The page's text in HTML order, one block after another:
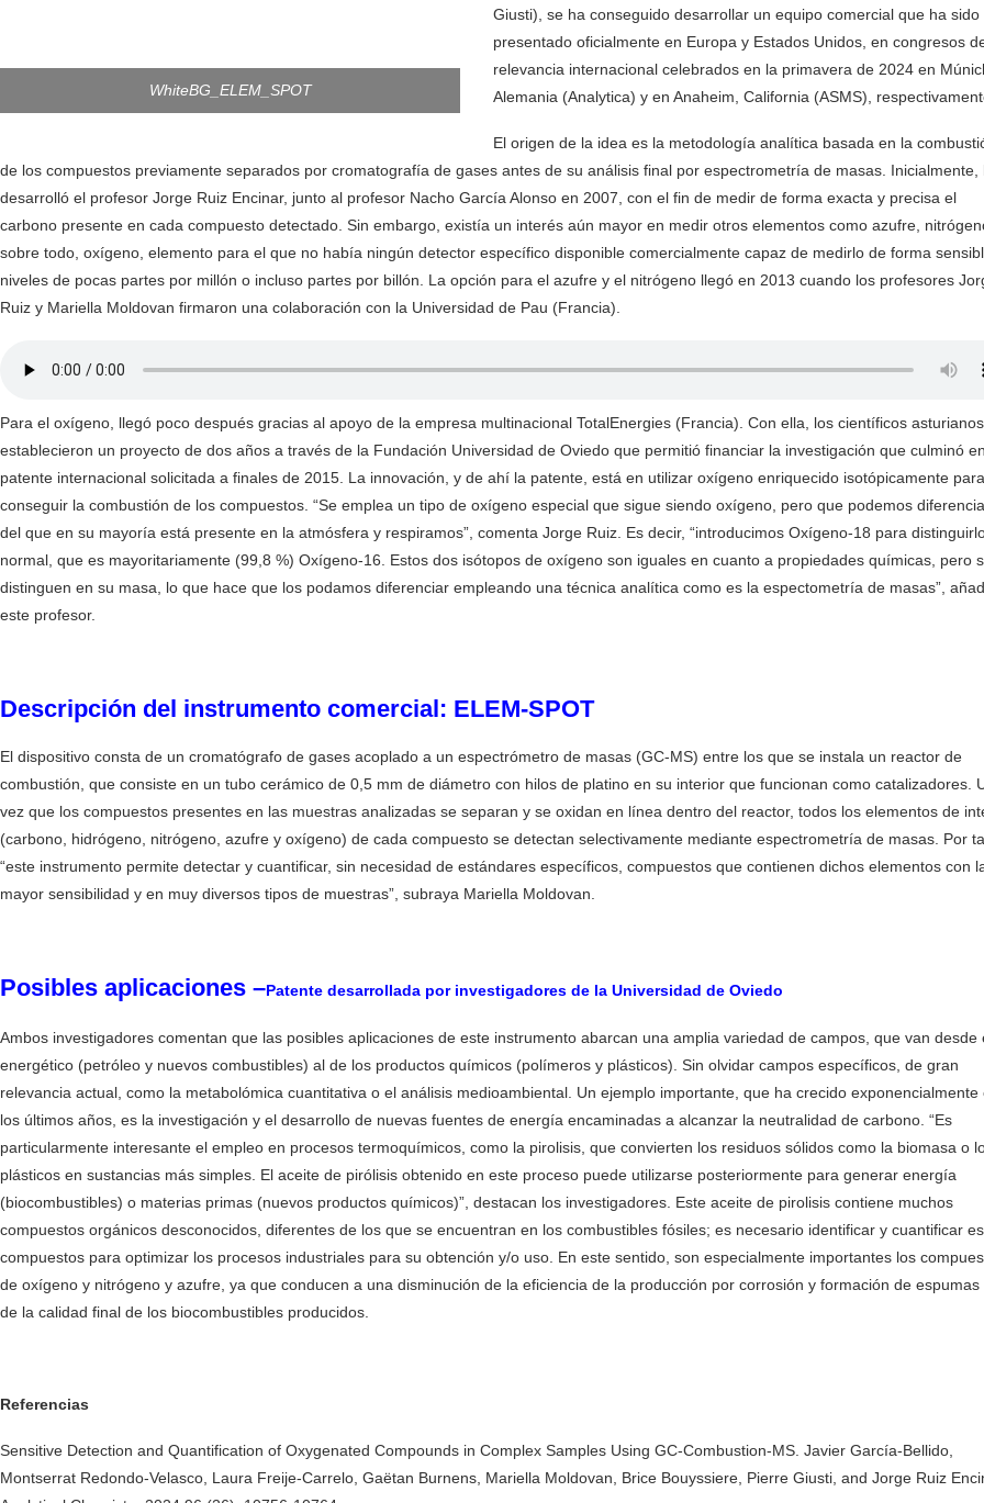
WhiteBG_ELEM_SPOT
Giusti), se ha conseguido desarrollar un equipo comercial que ha sido
presentado oficialmente en Europa y Estados Unidos, en congresos
relevancia internacional celebrados en la primavera de 2024 en
Alemania (Analytica) y en Anaheim, California (ASMS),
El origen de la idea es la metodología analítica basada en la
de los compuestos previamente separados por cromatografía de gases antes de su análisis final por espectrometría de masas. Inicialmente,
desarrolló el profesor Jorge Ruiz Encinar, junto al profesor Nacho García Alonso en 2007, con el fin de medir de forma exacta y precisa el
carbono presente en cada compuesto detectado. Sin embargo, existía un interés aún mayor en medir otros elementos como azufre,
sobre todo, oxígeno, elemento para el que no había ningún detector específico disponible comercialmente capaz de medirlo de forma
niveles de pocas partes por millón o incluso partes por billón. La opción para el azufre y el nitrógeno llegó en 2013 cuando los profesores
Ruiz y Mariella Moldovan firmaron una colaboración con la Universidad de Pau (Francia).
Para el oxígeno, llegó poco después gracias al apoyo de la empresa multinacional TotalEnergies (Francia). Con ella, los científicos asturianos
establecieron un proyecto de dos años a través de la Fundación Universidad de Oviedo que permitió financiar la investigación que culminó
patente internacional solicitada a finales de 2015. La innovación, y de ahí la patente, está en utilizar oxígeno enriquecido isotópicamente para
conseguir la combustión de los compuestos. “Se emplea un tipo de oxígeno especial que sigue siendo oxígeno, pero que podemos
del que en su mayoría está presente en la atmósfera y respiramos”, comenta Jorge Ruiz. Es decir, “introducimos Oxígeno-18 para
normal, que es mayoritariamente (99,8 %) Oxígeno-16. Estos dos isótopos de oxígeno son iguales en cuanto a propiedades químicas, pero
distinguen en su masa, lo que hace que los podamos diferenciar empleando una técnica analítica como es la espectometría de masas”,
este profesor.
Descripción del instrumento comercial: ELEM-SPOT
El dispositivo consta de un cromatógrafo de gases acoplado a un espectrómetro de masas (GC-MS) entre los que se instala un reactor de
combustión, que consiste en un tubo cerámico de 0,5 mm de diámetro con hilos de platino en su interior que funcionan como catalizadores.
vez que los compuestos presentes en las muestras analizadas se separan y se oxidan en línea dentro del reactor, todos los elementos de
(carbono, hidrógeno, nitrógeno, azufre y oxígeno) de cada compuesto se detectan selectivamente mediante espectrometría de masas. Por
“este instrumento permite detectar y cuantificar, sin necesidad de estándares específicos, compuestos que contienen dichos elementos con
mayor sensibilidad y en muy diversos tipos de muestras”, subraya Mariella Moldovan.
Posibles aplicaciones –Patente desarrollada por investigadores de la Universidad de Oviedo
Ambos investigadores comentan que las posibles aplicaciones de este instrumento abarcan una amplia variedad de campos, que van desde
energético (petróleo y nuevos combustibles) al de los productos químicos (polímeros y plásticos). Sin olvidar campos específicos, de gran
relevancia actual, como la metabolómica cuantitativa o el análisis medioambiental. Un ejemplo importante, que ha crecido exponencialmente
los últimos años, es la investigación y el desarrollo de nuevas fuentes de energía encaminadas a alcanzar la neutralidad de carbono. “Es
particularmente interesante el empleo en procesos termoquímicos, como la pirolisis, que convierten los residuos sólidos como la biomasa o
plásticos en sustancias más simples. El aceite de pirólisis obtenido en este proceso puede utilizarse posteriormente para generar energía
(biocombustibles) o materias primas (nuevos productos químicos)”, destacan los investigadores. Este aceite de pirolisis contiene muchos
compuestos orgánicos desconocidos, diferentes de los que se encuentran en los combustibles fósiles; es necesario identificar y cuantificar
compuestos para optimizar los procesos industriales para su obtención y/o uso. En este sentido, son especialmente importantes los
de oxígeno y nitrógeno y azufre, ya que conducen a una disminución de la eficiencia de la producción por corrosión y formación de espumas
de la calidad final de los biocombustibles producidos.
Referencias
Sensitive Detection and Quantification of Oxygenated Compounds in Complex Samples Using GC-Combustion-MS. Javier García-Bellido,
Montserrat Redondo-Velasco, Laura Freije-Carrelo, Gaëtan Burnens, Mariella Moldovan, Brice Bouyssiere, Pierre Giusti, and Jorge Ruiz